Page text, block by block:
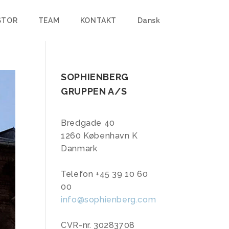
TEAM KONTAKT Dansk
SOPHIENBERG
GRUPPEN A/S
Bredgade 40
1260 København K
Danmark
Telefon +45 39 10 60
00
info@sophienberg.com
CVR-nr. 30283708